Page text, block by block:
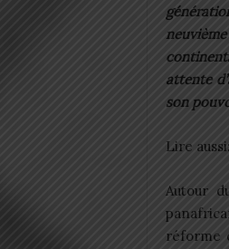
attente
son
Lire aussi:
Autour
réforme